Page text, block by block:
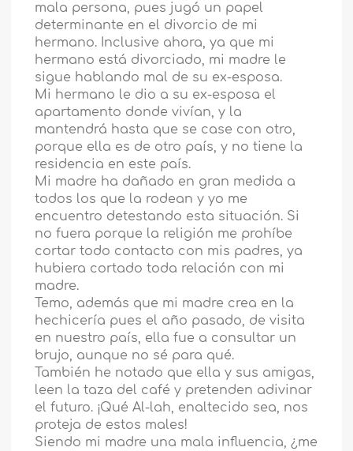
mala persona, pues jugó un papel
determinante en el divorcio de mi
hermano. Inclusive ahora, ya que mi
hermano está divorciado, mi madre le
sigue hablando mal de su ex-esposa.
Mi hermano le dio a su ex-esposa el
apartamento donde vivían, y la
mantendrá hasta que se case con otro,
porque ella es de otro país, y no tiene la
residencia en este país.
Mi madre ha dañado en gran medida a
todos los que la rodean y yo me
encuentro detestando esta situación. Si
no fuera porque la religión me prohíbe
cortar todo contacto con mis padres, ya
hubiera cortado toda relación con mi
madre.
Temo, además que mi madre crea en la
hechicería pues el año pasado, de visita
en nuestro país, ella fue a consultar un
brujo, aunque no sé para qué.
También he notado que ella y sus amigas,
leen la taza del café y pretenden adivinar
el futuro. ¡Qué Al-lah, enaltecido sea, nos
proteja de estos males!
Siendo mi madre una mala influencia, ¿me